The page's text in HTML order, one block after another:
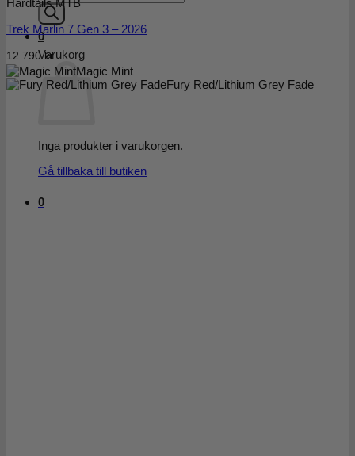
search
0
Varukorg
Inga produkter i varukorgen.
Gå tillbaka till butiken
0
Magic Mint
Fury Red/Lithium Grey Fade
Hardtails MTB
Trek Marlin 7 Gen 3 – 2026
12 790kr